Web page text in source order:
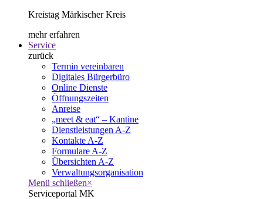
Kreistag Märkischer Kreis
mehr erfahren
Service
zurück
Termin vereinbaren
Digitales Bürgerbüro
Online Dienste
Öffnungszeiten
Anreise
„meet & eat“ – Kantine
Dienstleistungen A-Z
Kontakte A-Z
Formulare A-Z
Übersichten A-Z
Verwaltungsorganisation
Menü schließen×
Serviceportal MK